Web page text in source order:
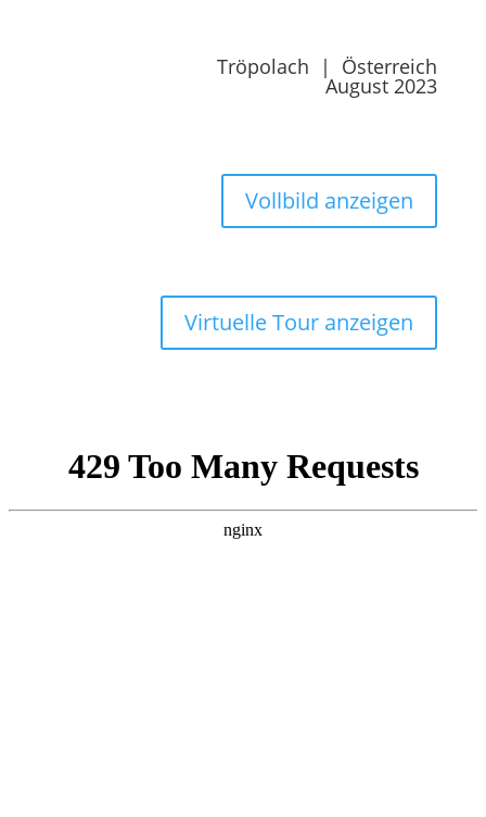
Tröpolach | Österreich
August 2023
Vollbild anzeigen
Virtuelle Tour anzeigen